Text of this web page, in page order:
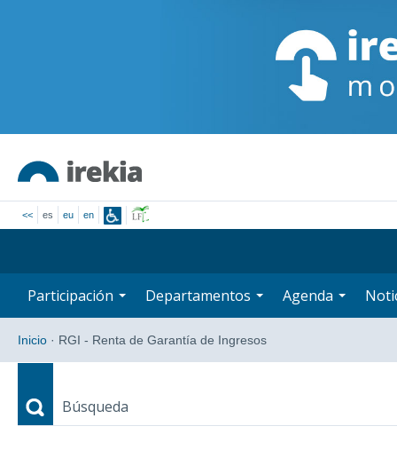
<< es eu en
Participación Departamentos Agenda
Inicio · RGI - Renta de Garantía de Ingresos
Búsqueda